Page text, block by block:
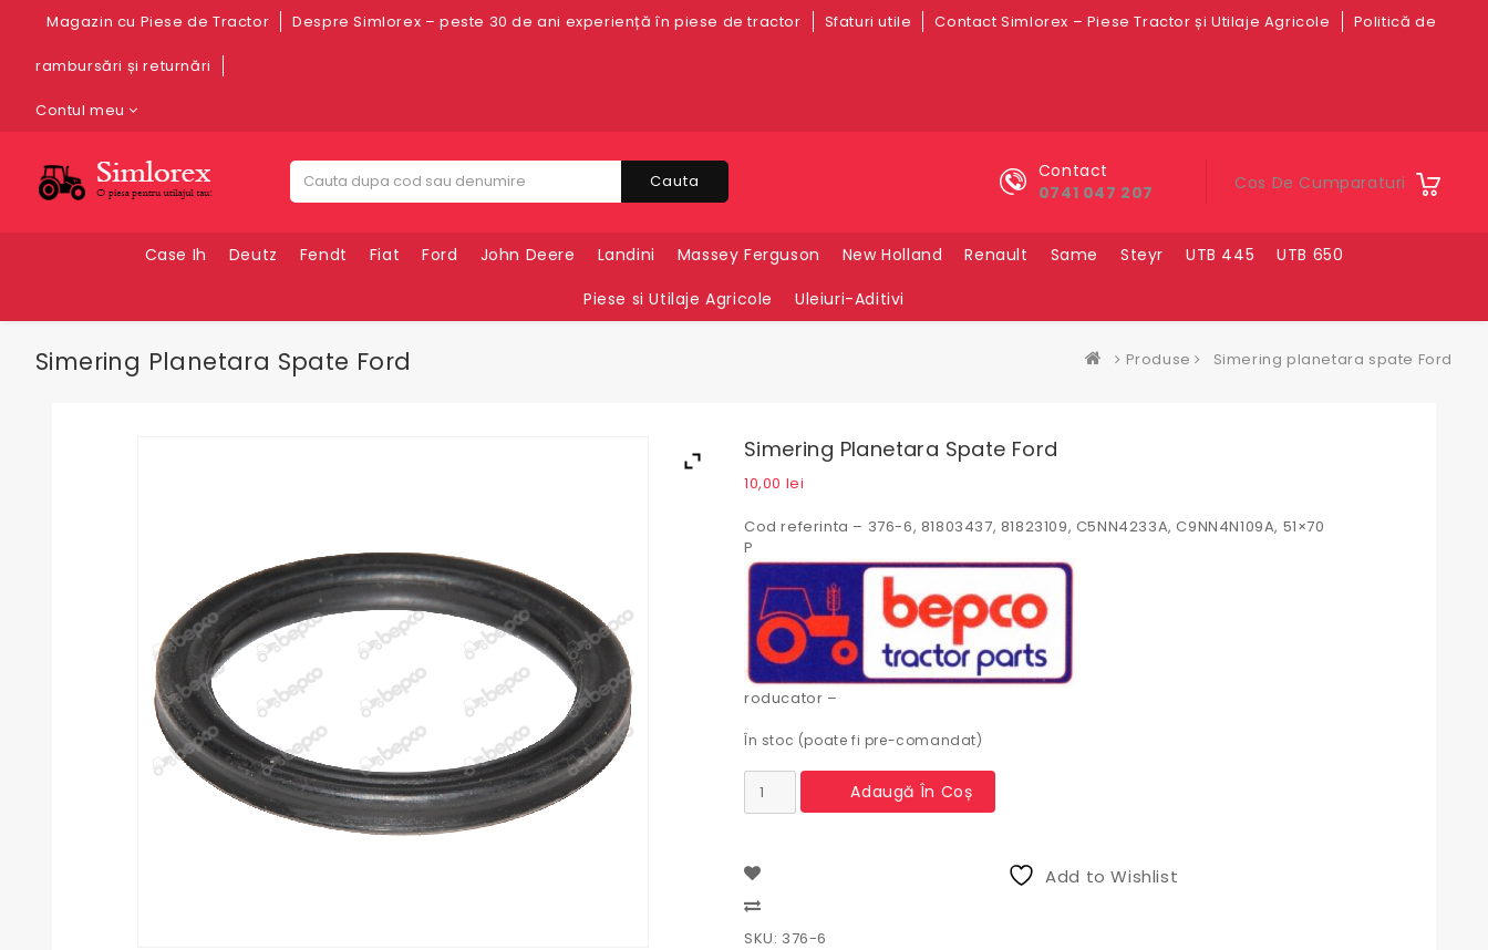
Magazin cu Piese de Tractor Despre Simlorex – peste 30 de ani experiență în piese de tractor Sfaturi utile Contact Simlorex – Piese Tractor și Utilaje Agricole Politică de
rambursări și returnări
Contul meu
Cos De Cumparaturi
Contact
0741 047 207
Cauta
Case Ih Deutz Fendt Fiat Ford John Deere Landini Massey Ferguson New Holland Renault Same Steyr UTB 445
UTB 650
Piese si Utilaje Agricole
Uleiuri-Aditivi
Simering Planetara Spate Ford Produse Simering planetara spate Ford
Simering Planetara Spate Ford
10,00 lei
Cod referinta – 376-6, 81803437, 81823109, C5NN4233A, C9NN4N109A, 51×70
P
roducator –
În stoc (poate fi pre-comandat)
Cantitate
Simering
Ford
Adaugă În Coș
Add to Wishlist
SKU: 376-6